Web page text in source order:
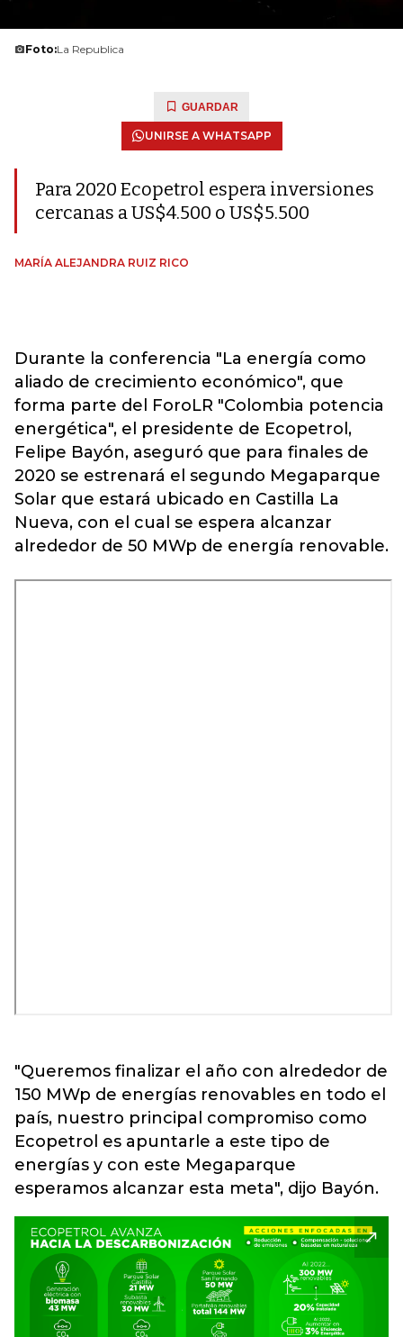
Foto:La Republica
GUARDAR
UNIRSE A WHATSAPP
Para 2020 Ecopetrol espera inversiones
cercanas a US$4.500 o US$5.500
MARÍA ALEJANDRA RUIZ RICO
Durante la conferencia "La energía como
aliado de crecimiento económico", que
forma parte del ForoLR "Colombia potencia
energética", el presidente de Ecopetrol,
Felipe Bayón, aseguró que para finales de
2020 se estrenará el segundo Megaparque
Solar que estará ubicado en Castilla La
Nueva, con el cual se espera alcanzar
alrededor de 50 MWp de energía renovable.
"Queremos finalizar el año con alrededor de
150 MWp de energías renovables en todo el
país, nuestro principal compromiso como
Ecopetrol es apuntarle a este tipo de
energías y con este Megaparque
esperamos alcanzar esta meta", dijo Bayón.